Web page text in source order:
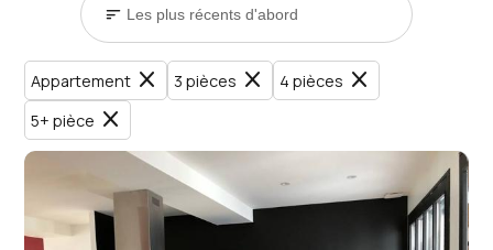
sort
Appartement close 3 pièces close 4 pièces close
5+ pièce close